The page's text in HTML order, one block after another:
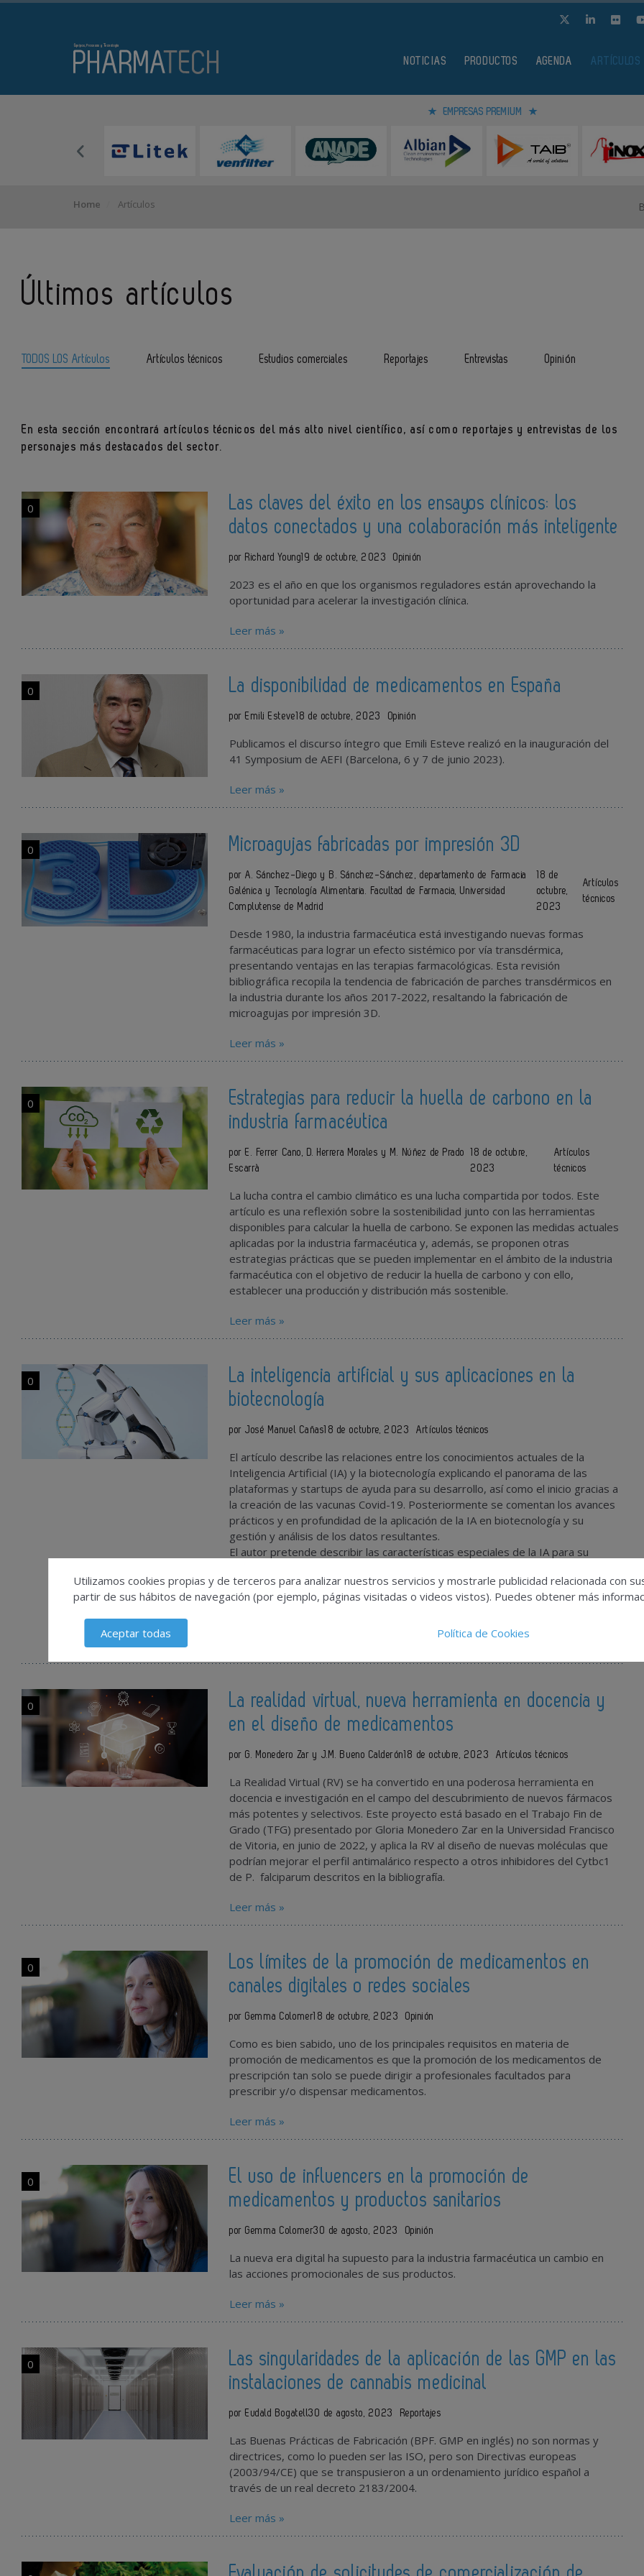
NOTICIAS PRODUCTOS AGENDA ARTÍCULOS
EMPRESAS PREMIUM
Home Artículos
Últimos artículos
TODOS LOS Artículos Artículos técnicos Estudios comerciales Reportajes Entrevistas Opinión
En esta sección encontrará artículos técnicos del más alto nivel científico, así como reportajes y entrevistas de los
personajes más destacados del sector.
0
Las claves del éxito en los ensayos clínicos: los
datos conectados y una colaboración más inteligente
por Richard Young 19 de octubre, 2023 Opinión
2023 es el año en que los organismos reguladores están aprovechando la
oportunidad para acelerar la investigación clínica.
Leer más »
0 La disponibilidad de medicamentos en España
por Emili Esteve 18 de octubre, 2023 Opinión
Publicamos el discurso íntegro que Emili Esteve realizó en la inauguración del
41 Symposium de AEFI (Barcelona, 6 y 7 de junio 2023).
Leer más »
0 Microagujas fabricadas por impresión 3D
por A. Sánchez-Diego y B. Sánchez-Sánchez, departamento de Farmacia
Galénica y Tecnología Alimentaria. Facultad de Farmacia, Universidad
Complutense de Madrid
18 de
octubre,
2023
Artículos
técnicos
Desde 1980, la industria farmacéutica está investigando nuevas formas
farmacéuticas para lograr un efecto sistémico por vía transdérmica,
presentando ventajas en las terapias farmacológicas. Esta revisión
bibliográfica recopila la tendencia de fabricación de parches transdérmicos en
la industria durante los años 2017-2022, resaltando la fabricación de
microagujas por impresión 3D.
Leer más »
0
Estrategias para reducir la huella de carbono en la
industria farmacéutica
por E. Ferrer Cano, D. Herrera Morales y M. Núñez de Prado
Escarrà
18 de octubre,
2023
Artículos
técnicos
La lucha contra el cambio climático es una lucha compartida por todos. Este
artículo es una reflexión sobre la sostenibilidad junto con las herramientas
disponibles para calcular la huella de carbono. Se exponen las medidas actuales
aplicadas por la industria farmacéutica y, además, se proponen otras
estrategias prácticas que se pueden implementar en el ámbito de la industria
farmacéutica con el objetivo de reducir la huella de carbono y con ello,
establecer una producción y distribución más sostenible.
Leer más »
0
La inteligencia artificial y sus aplicaciones en la
biotecnología
por José Manuel Cañas 18 de octubre, 2023 Artículos técnicos
El artículo describe las relaciones entre los conocimientos actuales de la
Inteligencia Artificial (IA) y la biotecnología explicando el panorama de las
plataformas y startups de ayuda para su desarrollo, así como el inicio gracias a
la creación de las vacunas Covid-19. Posteriormente se comentan los avances
prácticos y en profundidad de la aplicación de la IA en biotecnología y su
gestión y análisis de los datos resultantes.
El autor pretende describir las características especiales de la IA para su
situación actual y sus inicios en este campo. La amplia bibliografía es para que
cualquier lector pueda ampliar sus conocimientos sobre las múltiples opciones
0
La realidad virtual, nueva herramienta en docencia y
en el diseño de medicamentos
por G. Monedero Zar y J.M. Bueno Calderón 18 de octubre, 2023 Artículos técnicos
La Realidad Virtual (RV) se ha convertido en una poderosa herramienta en
docencia e investigación en el campo del descubrimiento de nuevos fármacos
más potentes y selectivos. Este proyecto está basado en el Trabajo Fin de
Grado (TFG) presentado por Gloria Monedero Zar en la Universidad Francisco
de Vitoria, en junio de 2022, y aplica la RV al diseño de nuevas moléculas que
podrían mejorar el perfil antimalárico respecto a otros inhibidores del Cytbc1
de P. falciparum descritos en la bibliografía.
Leer más »
0
Los límites de la promoción de medicamentos en
canales digitales o redes sociales
por Gemma Colomer 18 de octubre, 2023 Opinión
Como es bien sabido, uno de los principales requisitos en materia de
promoción de medicamentos es que la promoción de los medicamentos de
prescripción tan solo se puede dirigir a profesionales facultados para
prescribir y/o dispensar medicamentos.
Leer más »
0
El uso de influencers en la promoción de
medicamentos y productos sanitarios
por Gemma Colomer30 de agosto, 2023 Opinión
La nueva era digital ha supuesto para la industria farmacéutica un cambio en
las acciones promocionales de sus productos.
Leer más »
0
Las singularidades de la aplicación de las GMP en las
instalaciones de cannabis medicinal
por Eudald Bogatell30 de agosto, 2023 Reportajes
Las Buenas Prácticas de Fabricación (BPF. GMP en inglés) no son normas y
directrices, como lo pueden ser las ISO, pero son Directivas europeas
(2003/94/CE) que se transpusieron a un ordenamiento jurídico español a
través de un real decreto 2183/2004.
Leer más »
Utilizamos cookies propias y de terceros para analizar nuestros servicios y mostrarle publicidad relacionada con
partir de sus hábitos de navegación (por ejemplo, páginas visitadas o videos vistos). Puedes obtener más
Aceptar todas Política de Cookies